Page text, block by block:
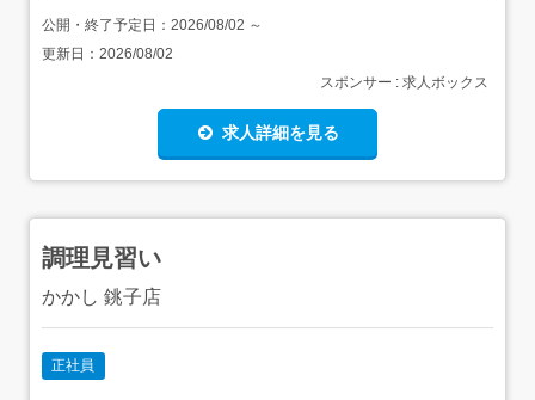
公開・終了予定日： 2026/08/02 ～
更新日： 2026/08/02
スポンサー : 求人ボックス
求人詳細を見る
調理見習い
かかし 銚子店
正社員